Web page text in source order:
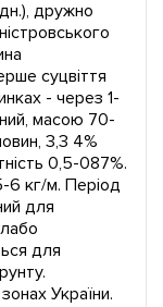
дружно
суцвіття
- через 1-
масою 70-
3,3 4%
0,5-087%.
6 кг/м. Період
для
для
України.